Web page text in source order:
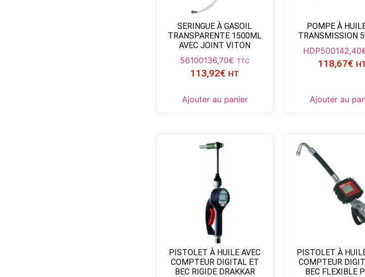
SERINGUE À GASOIL
TRANSPARENTE 1500ML
AVEC JOINT VITON
56100136,70€ TTC
113,92€ HT
Ajouter au panier
POMPE À
TRANSMISSION
HDP500142,40
118,67€
Ajouter au
PISTOLET À HUILE AVEC
COMPTEUR DIGITAL ET
BEC RIGIDE DRAKKAR
PISTOLET À
COMPTEUR
BEC FLEXIBLE